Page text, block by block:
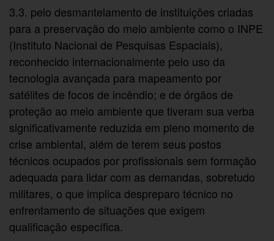
3.3. pelo desmantelamento de instituições criadas
para a preservação do meio ambiente como o INPE
(Instituto Nacional de Pesquisas Espaciais),
reconhecido internacionalmente pelo uso da
tecnologia avançada para mapeamento por
satélites de focos de incêndio; e de órgãos de
proteção ao meio ambiente que tiveram sua verba
significativamente reduzida em pleno momento de
crise ambiental, além de terem seus postos
técnicos ocupados por profissionais sem formação
adequada para lidar com as demandas, sobretudo
militares, o que implica despreparo técnico no
enfrentamento de situações que exigem
qualificação específica.